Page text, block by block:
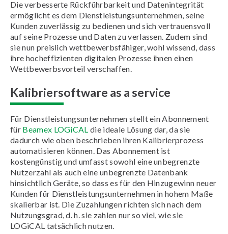
Die verbesserte Rückführbarkeit und Datenintegrität
ermöglicht es dem Dienstleistungsunternehmen, seine
Kunden zuverlässig zu bedienen und sich vertrauensvoll
auf seine Prozesse und Daten zu verlassen. Zudem sind
sie nun preislich wettbewerbsfähiger, wohl wissend, dass
ihre hocheffizienten digitalen Prozesse ihnen einen
Wettbewerbsvorteil verschaffen.
Kalibriersoftware as a service
Für Dienstleistungsunternehmen stellt ein Abonnement
für Beamex LOGiCAL die ideale Lösung dar, da sie
dadurch wie oben beschrieben ihren Kalibrierprozess
automatisieren können. Das Abonnement ist
kostengünstig und umfasst sowohl eine unbegrenzte
Nutzerzahl als auch eine unbegrenzte Datenbank
hinsichtlich Geräte, so dass es für den Hinzugewinn neuer
Kunden für Dienstleistungsunternehmen in hohem Maße
skalierbar ist. Die Zuzahlungen richten sich nach dem
Nutzungsgrad, d. h. sie zahlen nur so viel, wie sie
LOGiCAL tatsächlich nutzen.